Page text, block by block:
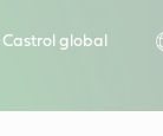
Castrol global